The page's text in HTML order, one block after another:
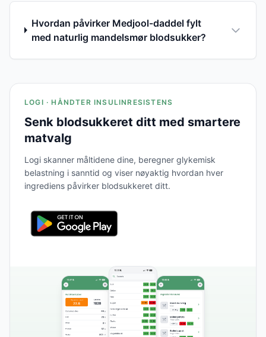
Hvordan påvirker Medjool-daddel fylt
med naturlig mandelsmør blodsukker?
LOGI · HÅNDTER INSULINRESISTENS
Senk blodsukkeret ditt med smartere
matvalg
Logi skanner måltidene dine, beregner glykemisk
belastning i sanntid og viser nøyaktig hvordan hver
ingrediens påvirker blodsukkeret ditt.